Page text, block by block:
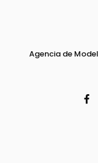
Agencia de